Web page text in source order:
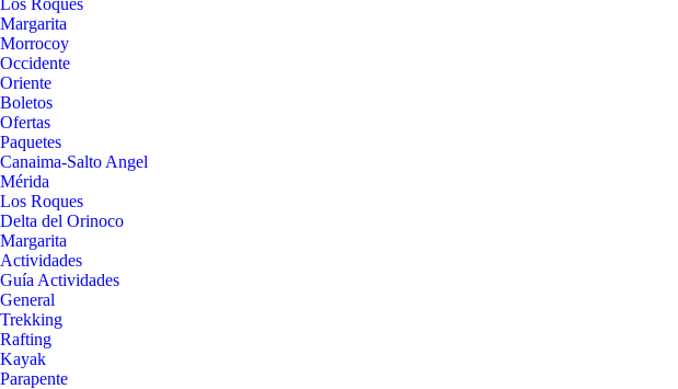
Los Roques
Margarita
Morrocoy
Occidente
Oriente
Boletos
Ofertas
Paquetes
Canaima-Salto Angel
Mérida
Los Roques
Delta del Orinoco
Margarita
Actividades
Guía Actividades
General
Trekking
Rafting
Kayak
Parapente